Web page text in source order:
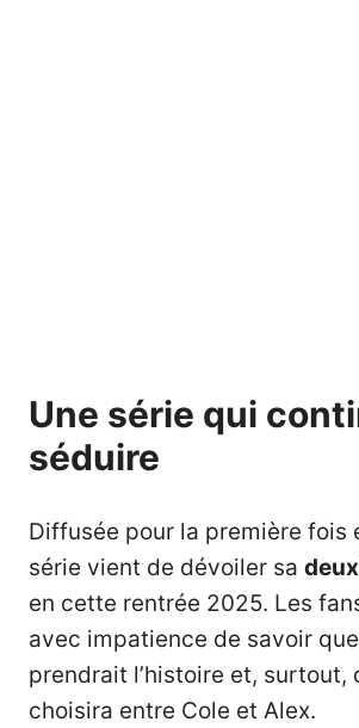
Une série qui
séduire
Diffusée pour la première fois
série vient de dévoiler sa
en cette rentrée 2025. Les
avec impatience de savoir
prendrait l’histoire et, surtout,
choisira entre Cole et Alex.